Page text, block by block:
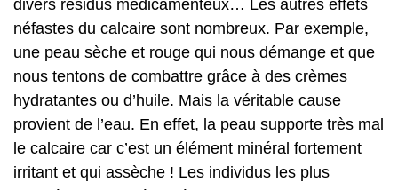
divers résidus médicamenteux… Les autres effets
néfastes du calcaire sont nombreux. Par exemple,
une peau sèche et rouge qui nous démange et que
nous tentons de combattre grâce à des crèmes
hydratantes ou d’huile. Mais la véritable cause
provient de l’eau. En effet, la peau supporte très mal
le calcaire car c’est un élément minéral fortement
irritant et qui assèche ! Les individus les plus